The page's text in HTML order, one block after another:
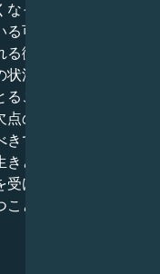
っているのなら、
可能性がある。信
微妙なパワーがあ
況よりも明らかに
ことが肝心です。
の内側にある美し
です。乙女座太陽
としたものにする
け入れると同時
とです。